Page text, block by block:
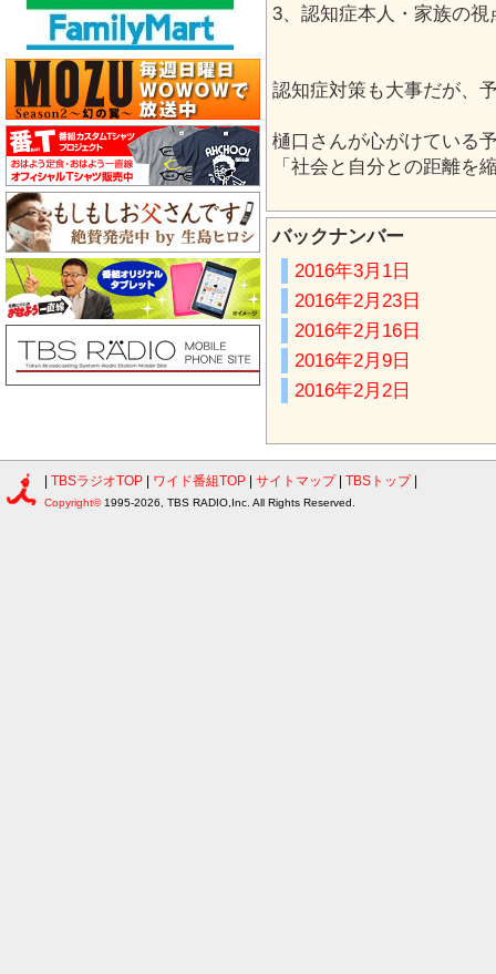
3、認知症本人・家族の
認知症対策も大事だが、
樋口さんが心がけている
「社会と自分との距離を
バックナンバー
2016年3月1日
2016年2月23日
2016年2月16日
2016年2月9日
2016年2月2日
TBSラジオTOP ワイド番組TOP サイトマップ TBSトップ|
Copyright© 1995-2026, TBS RADIO,Inc. All Rights Reserved.